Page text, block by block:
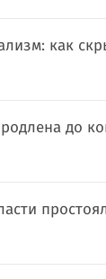
как
до